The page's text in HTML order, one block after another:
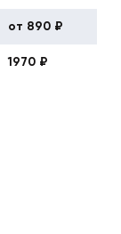
от 890 ₽
1970 ₽